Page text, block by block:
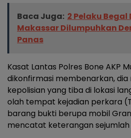
Baca Juga: 2 Pelaku Begal
Makassar Dilumpuhkan
Panas
Kasat Lantas Polres Bone AKP
dikonfirmasi membenarkan,
kepolisian yang tiba di lokasi
olah tempat kejadian perkara
barang bukti berupa mobil
mencatat keterangan sejumlah